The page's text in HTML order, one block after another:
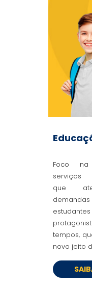
Foco
serviços
que
estudantes
tempos,
novo jeito